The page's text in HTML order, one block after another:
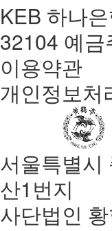
KEB 하나
32104 예금
이용약관
개인정보처
서울특별시
산1번지
사단법인